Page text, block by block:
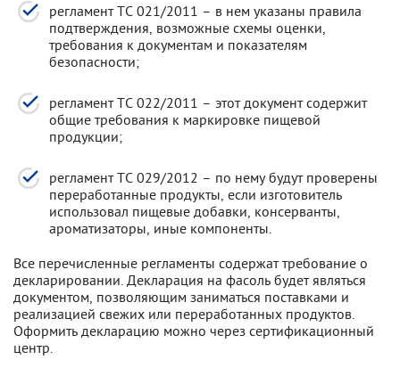
регламент ТС 021/2011 – в нем указаны правила
подтверждения, возможные схемы оценки,
требования к документам и показателям
безопасности;
регламент ТС 022/2011 – этот документ содержит
общие требования к маркировке пищевой
продукции;
регламент ТС 029/2012 – по нему будут проверены
переработанные продукты, если изготовитель
использовал пищевые добавки, консерванты,
ароматизаторы, иные компоненты.
Все перечисленные регламенты содержат требование о
декларировании. Декларация на фасоль будет являться
документом, позволяющим заниматься поставками и
реализацией свежих или переработанных продуктов.
Оформить декларацию можно через сертификационный
центр.